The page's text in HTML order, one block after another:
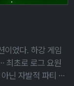
이었다. 하강 게임
최초로 로그 요원
닌 자발적 파티 해